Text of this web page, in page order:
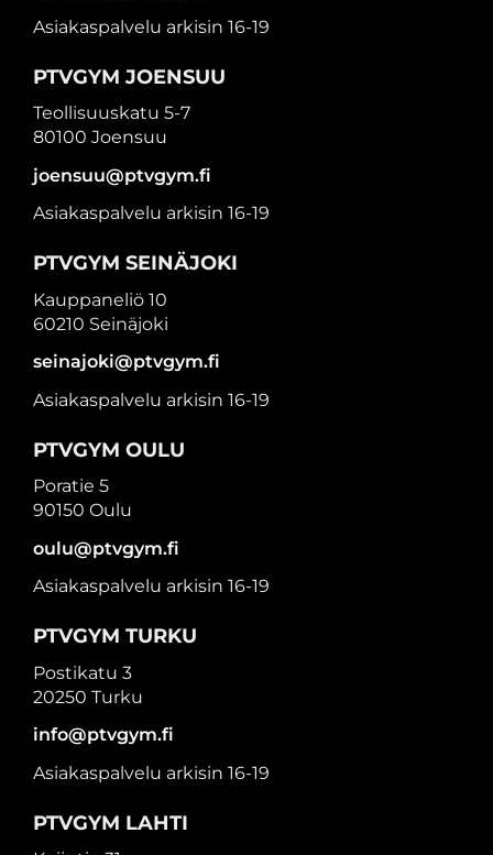
Asiakaspalvelu arkisin 16-19
PTVGYM JOENSUU
Teollisuuskatu 5-7
80100 Joensuu
joensuu@ptvgym.fi
Asiakaspalvelu arkisin 16-19
PTVGYM SEINÄJOKI
Kauppaneliö 10
60210 Seinäjoki
seinajoki@ptvgym.fi
Asiakaspalvelu arkisin 16-19
PTVGYM OULU
Poratie 5
90150 Oulu
oulu@ptvgym.fi
Asiakaspalvelu arkisin 16-19
PTVGYM TURKU
Postikatu 3
20250 Turku
info@ptvgym.fi
Asiakaspalvelu arkisin 16-19
PTVGYM LAHTI